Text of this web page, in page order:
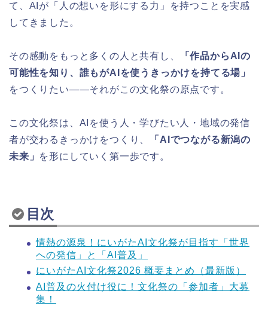
て、AIが「人の想いを形にする力」を持つことを実感
してきました。
その感動をもっと多くの人と共有し、
「作品からAIの
可能性を知り、誰もがAIを使うきっかけを持てる場」
をつくりたい——それがこの文化祭の原点です。
この文化祭は、AIを使う人・学びたい人・地域の発信
者が交わるきっかけをつくり、
「AIでつながる新潟の
未来」 を形にしていく第一歩です。
目次
情熱の源泉！にいがたAI文化祭が目指す「世界
への発信」と「AI普及」
にいがたAI文化祭2026 概要まとめ（最新版）
AI普及の火付け役に！文化祭の「参加者」大募
集！